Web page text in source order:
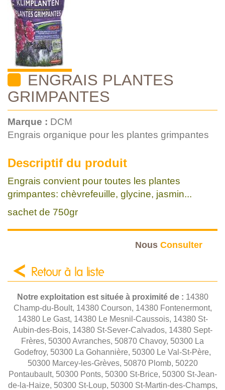
ENGRAIS PLANTES
GRIMPANTES
Marque : DCM
Engrais organique pour les plantes grimpantes
Descriptif du produit
Engrais convient pour toutes les plantes
grimpantes: chèvrefeuille, glycine, jasmin...
sachet de 750gr
Nous Consulter
Retour à la liste
Notre exploitation est située à proximité de : 14380
Champ-du-Boult, 14380 Courson, 14380 Fontenermont,
14380 Le Gast, 14380 Le Mesnil-Caussois, 14380 St-
Aubin-des-Bois, 14380 St-Sever-Calvados, 14380 Sept-
Frères, 50300 Avranches, 50870 Chavoy, 50300 La
Godefroy, 50300 La Gohannière, 50300 Le Val-St-Père,
50300 Marcey-les-Grèves, 50870 Plomb, 50220
Pontaubault, 50300 Ponts, 50300 St-Brice, 50300 St-Jean-
de-la-Haize, 50300 St-Loup, 50300 St-Martin-des-Champs,